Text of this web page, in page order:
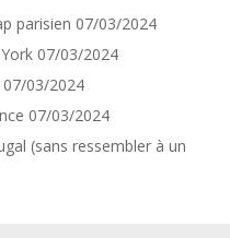
parisien 07/03/2024
07/03/2024
07/03/2024
07/03/2024
(sans ressembler à un